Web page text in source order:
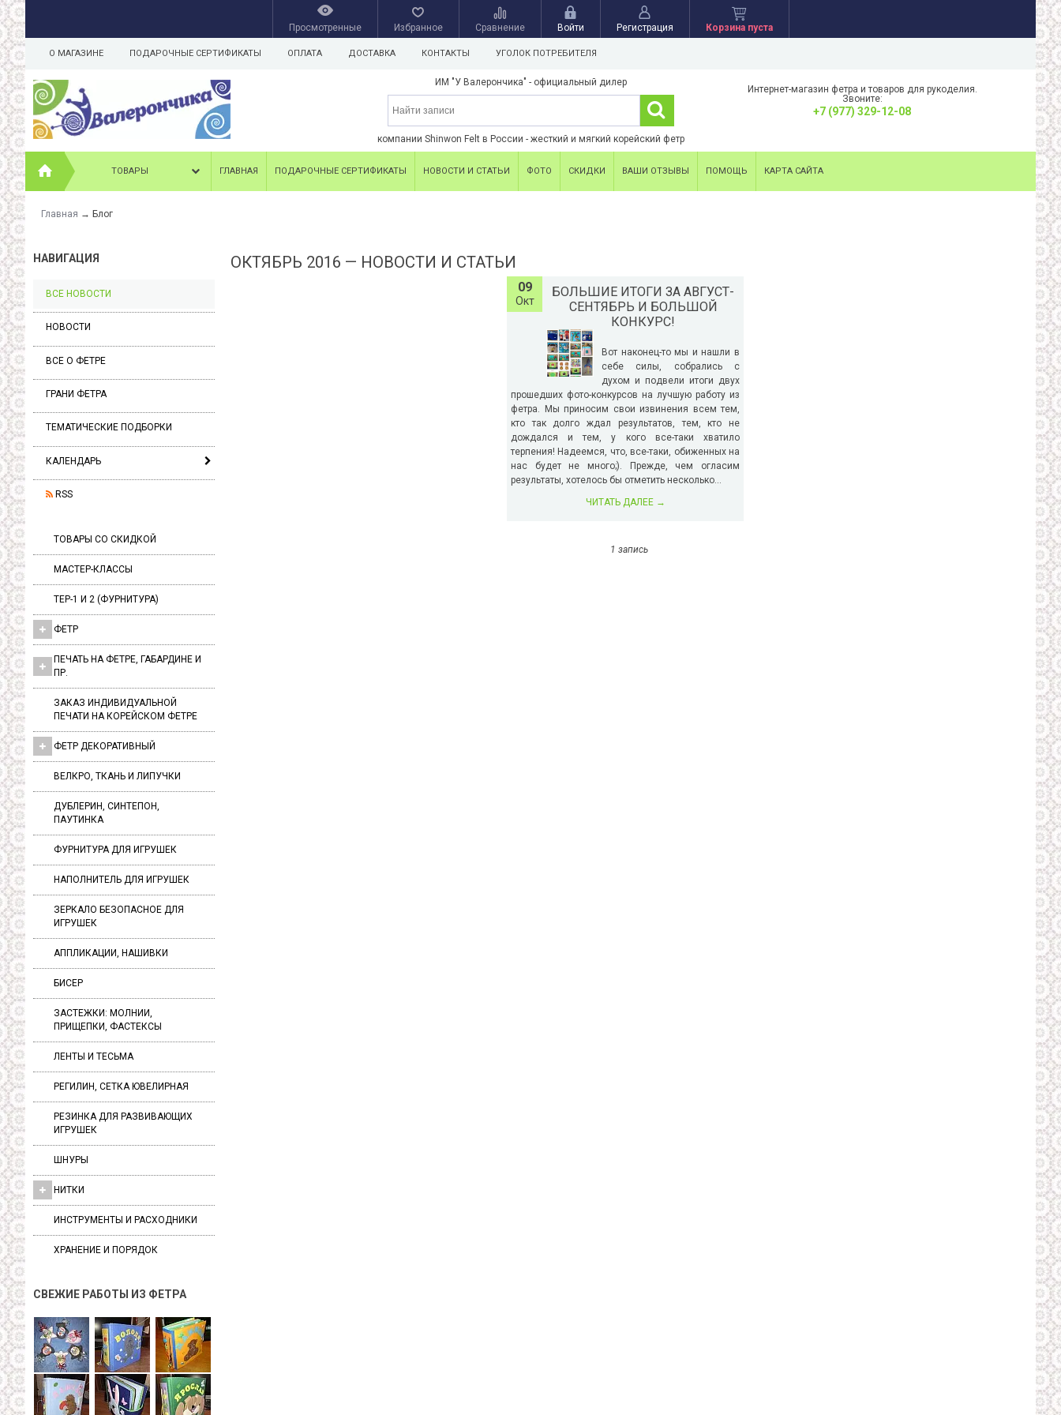
Просмотренные Избранное Сравнение Войти Регистрация Корзина пуста
О МАГАЗИНЕ ПОДАРОЧНЫЕ СЕРТИФИКАТЫ ОПЛАТА ДОСТАВКА КОНТАКТЫ УГОЛОК ПОТРЕБИТЕЛЯ
ИМ "У Валерончика" - официальный дилер
компании Shinwon Felt в России - жесткий и мягкий корейский фетр
Интернет-магазин фетра и товаров для рукоделия.
Звоните:
+7 (977) 329-12-08
ТОВАРЫ ГЛАВНАЯ ПОДАРОЧНЫЕ СЕРТИФИКАТЫ НОВОСТИ И СТАТЬИ ФОТО СКИДКИ ВАШИ ОТЗЫВЫ ПОМОЩЬ КАРТА САЙТА
Главная → Блог
НАВИГАЦИЯ
ВСЕ НОВОСТИ
НОВОСТИ
ВСЕ О ФЕТРЕ
ГРАНИ ФЕТРА
ТЕМАТИЧЕСКИЕ ПОДБОРКИ
КАЛЕНДАРЬ
RSS
ТОВАРЫ СО СКИДКОЙ
МАСТЕР-КЛАССЫ
ТЕР-1 И 2 (ФУРНИТУРА)
ФЕТР
ПЕЧАТЬ НА ФЕТРЕ, ГАБАРДИНЕ И
ПР.
ЗАКАЗ ИНДИВИДУАЛЬНОЙ
ПЕЧАТИ НА КОРЕЙСКОМ ФЕТРЕ
ФЕТР ДЕКОРАТИВНЫЙ
ВЕЛКРО, ТКАНЬ И ЛИПУЧКИ
ДУБЛЕРИН, СИНТЕПОН,
ПАУТИНКА
ФУРНИТУРА ДЛЯ ИГРУШЕК
НАПОЛНИТЕЛЬ ДЛЯ ИГРУШЕК
ЗЕРКАЛО БЕЗОПАСНОЕ ДЛЯ
ИГРУШЕК
АППЛИКАЦИИ, НАШИВКИ
БИСЕР
ЗАСТЕЖКИ: МОЛНИИ,
ПРИЩЕПКИ, ФАСТЕКСЫ
ЛЕНТЫ И ТЕСЬМА
РЕГИЛИН, СЕТКА ЮВЕЛИРНАЯ
РЕЗИНКА ДЛЯ РАЗВИВАЮЩИХ
ИГРУШЕК
ШНУРЫ
НИТКИ
ИНСТРУМЕНТЫ И РАСХОДНИКИ
ХРАНЕНИЕ И ПОРЯДОК
СВЕЖИЕ РАБОТЫ ИЗ ФЕТРА
ОКТЯБРЬ 2016 — НОВОСТИ И СТАТЬИ
09
Окт
БОЛЬШИЕ ИТОГИ ЗА АВГУСТ-
СЕНТЯБРЬ И БОЛЬШОЙ
КОНКУРС!
Вот наконец-то мы и нашли в
себе силы, собрались с
духом и подвели итоги двух
прошедших фото-конкурсов на лучшую работу из
фетра. Мы приносим свои извинения всем тем,
кто так долго ждал результатов, тем, кто не
дождался и тем, у кого все-таки хватило
терпения! Надеемся, что, все-таки, обиженных на
нас будет не много;). Прежде, чем огласим
результаты, хотелось бы отметить несколько...
ЧИТАТЬ ДАЛЕЕ →
1 запись